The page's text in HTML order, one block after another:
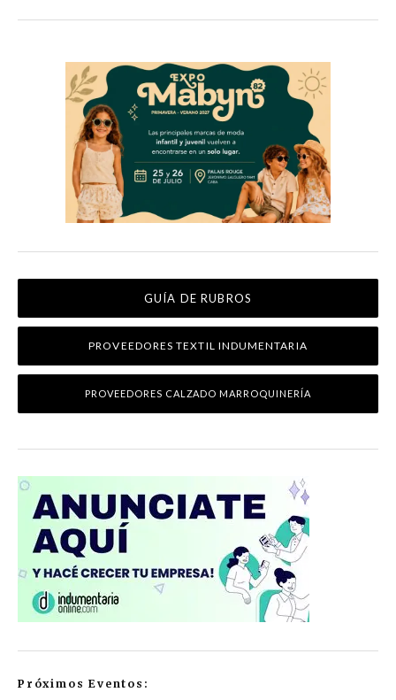
GUÍA DE RUBROS
PROVEEDORES TEXTIL INDUMENTARIA
PROVEEDORES CALZADO MARROQUINERÍA
Próximos Eventos: